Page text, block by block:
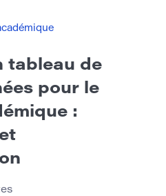
de citation. Bien que ces
tableau de
pour le
: